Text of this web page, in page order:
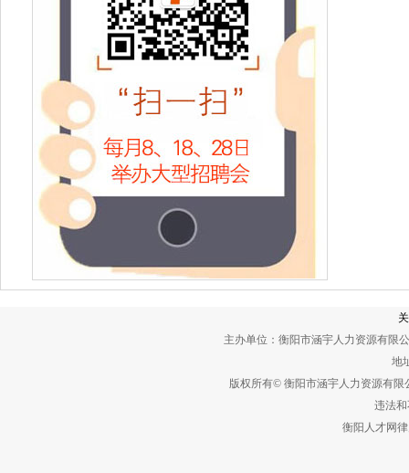
主办单位：衡阳市涵宇人力资源有限
地
版权所有© 衡阳市涵宇人力资源有
违法和
衡阳人才网